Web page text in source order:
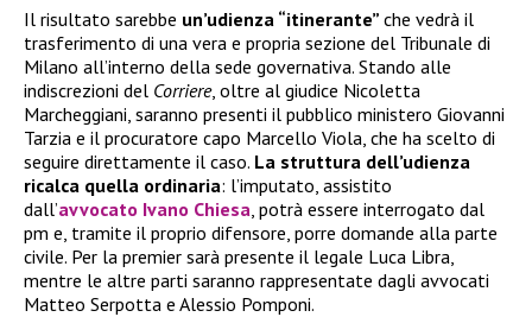
Il risultato sarebbe un’udienza “itinerante” che vedrà il
trasferimento di una vera e propria sezione del Tribunale di
Milano all’interno della sede governativa. Stando alle
indiscrezioni del Corriere, oltre al giudice Nicoletta
Marcheggiani, saranno presenti il pubblico ministero Giovanni
Tarzia e il procuratore capo Marcello Viola, che ha scelto di
seguire direttamente il caso. La struttura dell’udienza
ricalca quella ordinaria: l’imputato, assistito
dall’avvocato Ivano Chiesa , potrà essere interrogato dal
pm e, tramite il proprio difensore, porre domande alla parte
civile. Per la premier sarà presente il legale Luca Libra,
mentre le altre parti saranno rappresentate dagli avvocati
Matteo Serpotta e Alessio Pomponi.